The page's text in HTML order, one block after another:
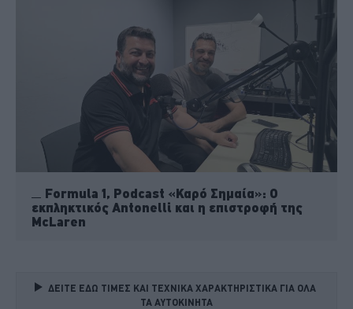
Formula 1, Podcast «Καρό Σημαία»: Ο
εκπληκτικός Antonelli και η επιστροφή της
McLaren
ΔΕΙΤΕ ΕΔΩ ΤΙΜΕΣ ΚΑΙ ΤΕΧΝΙΚΑ ΧΑΡΑΚΤΗΡΙΣΤΙΚΑ ΓΙΑ ΟΛΑ
ΤΑ ΑΥΤΟΚΙΝΗΤΑ